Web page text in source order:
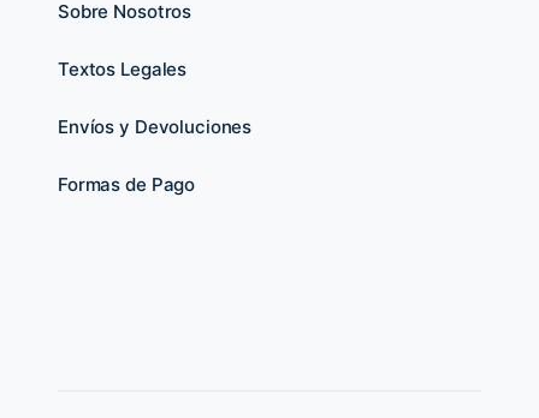
Sobre Nosotros
Textos Legales
Envíos y Devoluciones
Formas de Pago